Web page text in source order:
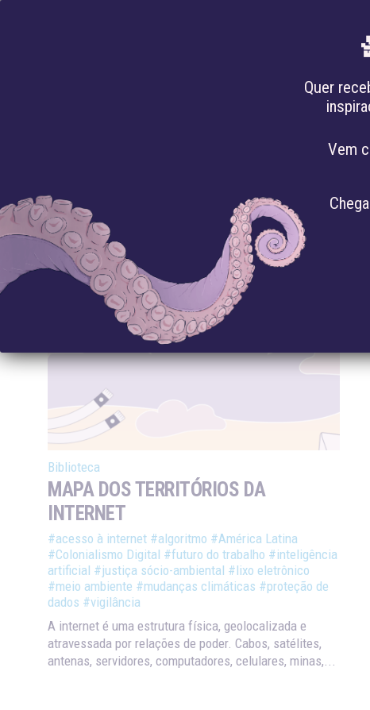
VIGILÂNCIA
Biblioteca
MAPA DOS TERRITÓRIOS DA
INTERNET
#acesso à internet #algoritmo #América Latina
#Colonialismo Digital #futuro do trabalho #inteligência
artificial #justiça sócio-ambiental #lixo eletrônico
#meio ambiente #mudanças climáticas #proteção de
dados #vigilância
A internet é uma estrutura física, geolocalizada e
atravessada por relações de poder. Cabos, satélites,
antenas, servidores, computadores, celulares, minas,...
Quer
Vem